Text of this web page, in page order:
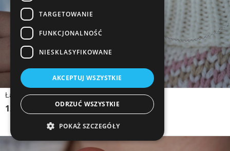
Łańcuszek srebrny KSIĄŻKA Z GWIAZDKAMI
129,90 zł
TARGETOWANIE
FUNKCJONALNOŚĆ
NIESKLASYFIKOWANE
AKCEPTUJ WSZYSTKIE
ODRZUĆ WSZYSTKIE
POKAŻ SZCZEGÓŁY